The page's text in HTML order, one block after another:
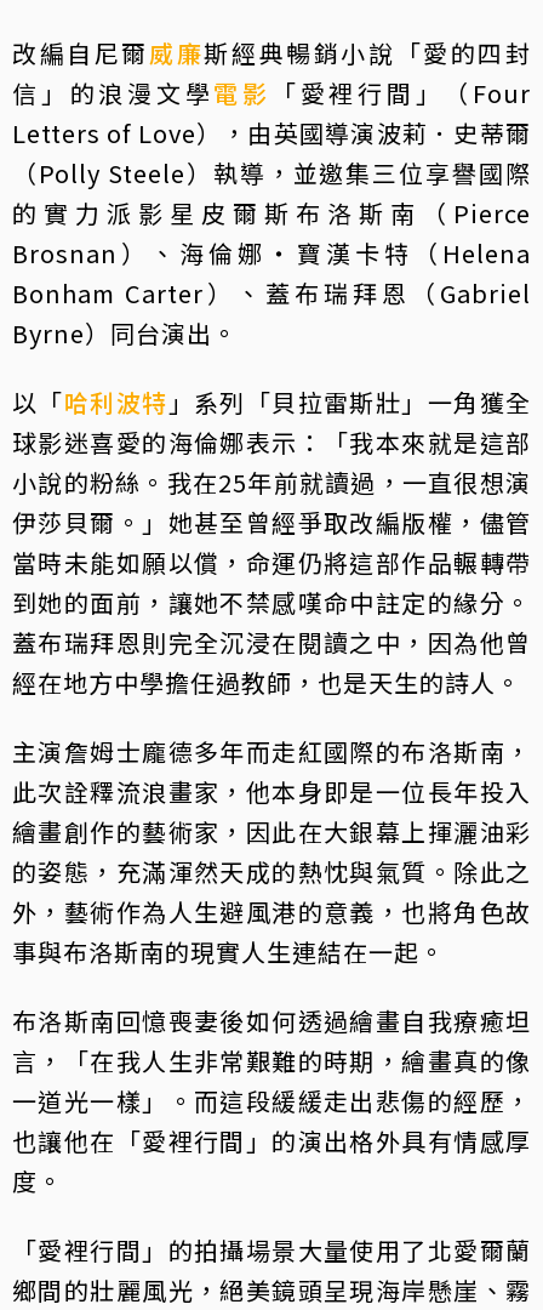
改編自尼爾威廉斯經典暢銷小說「愛的四封
信」的浪漫文學電影 「愛裡行間」（Four
Letters of Love），由英國導演波莉．史蒂爾
（Polly Steele）執導，並邀集三位享譽國際
的實力派影星皮爾斯布洛斯南（Pierce
Brosnan）、海倫娜・寶漢卡特（Helena
Bonham Carter）、蓋布瑞拜恩（Gabriel
Byrne）同台演出。
以「哈利波特 」系列「貝拉雷斯壯」一角獲全
球影迷喜愛的海倫娜表示：「我本來就是這部
小說的粉絲。我在25年前就讀過，一直很想演
伊莎貝爾。」她甚至曾經爭取改編版權，儘管
當時未能如願以償，命運仍將這部作品輾轉帶
到她的面前，讓她不禁感嘆命中註定的緣分。
蓋布瑞拜恩則完全沉浸在閱讀之中，因為他曾
經在地方中學擔任過教師，也是天生的詩人。
主演詹姆士龐德多年而走紅國際的布洛斯南，
此次詮釋流浪畫家，他本身即是一位長年投入
繪畫創作的藝術家，因此在大銀幕上揮灑油彩
的姿態，充滿渾然天成的熱忱與氣質。除此之
外，藝術作為人生避風港的意義，也將角色故
事與布洛斯南的現實人生連結在一起。
布洛斯南回憶喪妻後如何透過繪畫自我療癒坦
言，「在我人生非常艱難的時期，繪畫真的像
一道光一樣」。而這段緩緩走出悲傷的經歷，
也讓他在「愛裡行間」的演出格外具有情感厚
度。
「愛裡行間」的拍攝場景大量使用了北愛爾蘭
鄉間的壯麗風光，絕美鏡頭呈現海岸懸崖、霧